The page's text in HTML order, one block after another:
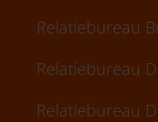
Relatiebureau
Relatiebureau
Relatiebureau